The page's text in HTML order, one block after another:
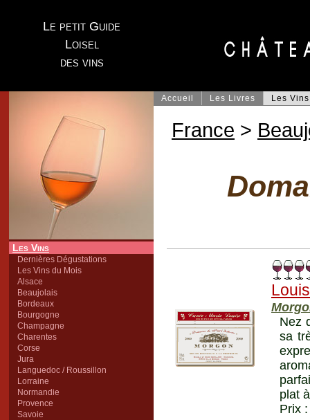
Le petit Guide
Loisel
des vins
Les Vins
Dernières Dégustations
Les Vins du Mois
Alsace
Beaujolais
Bordeaux
Bourgogne
Champagne
Charentes
Corse
Jura
Languedoc / Roussillon
Lorraine
Normandie
Provence
Savoie
Accueil Les Livres Les Vins
France >
Nez
sa
plat
Prix